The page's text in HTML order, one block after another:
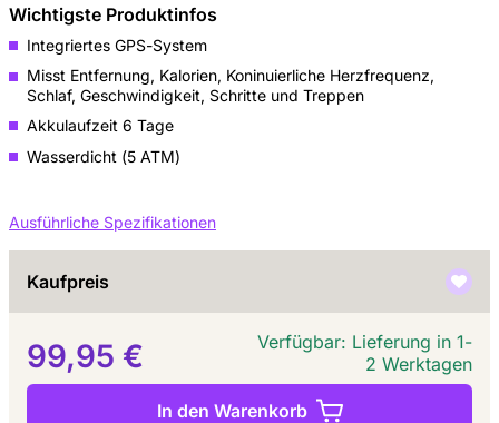
Wichtigste Produktinfos
Integriertes GPS-System
Misst Entfernung, Kalorien, Koninuierliche Herzfrequenz,
Schlaf, Geschwindigkeit, Schritte und Treppen
Akkulaufzeit 6 Tage
Wasserdicht (5 ATM)
Ausführliche Spezifikationen
Kaufpreis
99,95 €
Verfügbar: Lieferung in 1-
2 Werktagen
In den Warenkorb